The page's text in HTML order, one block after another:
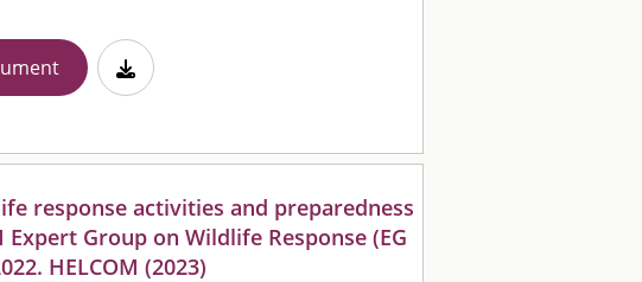
response activities and preparedness
Expert Group on Wildlife Response (EG
HELCOM (2023)